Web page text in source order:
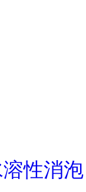
性消泡